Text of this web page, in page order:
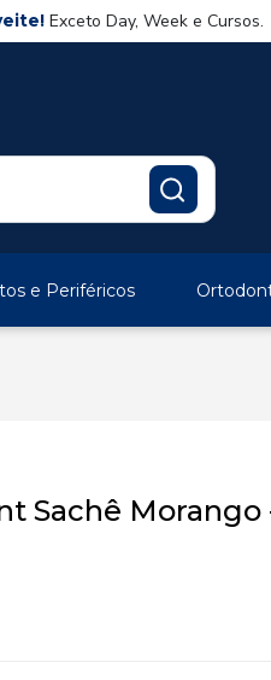
Exceto Day, Week e Cursos.
e Periféricos
Sachê